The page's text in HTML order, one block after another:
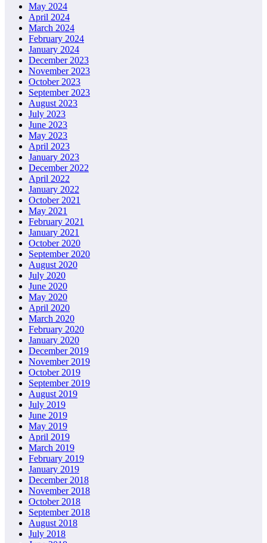
May 2024
April 2024
March 2024
February 2024
January 2024
December 2023
November 2023
October 2023
September 2023
August 2023
July 2023
June 2023
May 2023
April 2023
January 2023
December 2022
April 2022
January 2022
October 2021
May 2021
February 2021
January 2021
October 2020
September 2020
August 2020
July 2020
June 2020
May 2020
April 2020
March 2020
February 2020
January 2020
December 2019
November 2019
October 2019
September 2019
August 2019
July 2019
June 2019
May 2019
April 2019
March 2019
February 2019
January 2019
December 2018
November 2018
October 2018
September 2018
August 2018
July 2018